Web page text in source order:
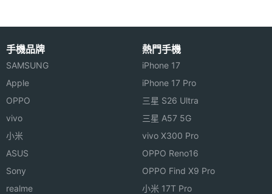
◎ 支援錄音、免持擴音功能
◎ 具備 USB 傳輸功能
◎ 內建 22MB 記憶空間
◎ 可支援 MicroSD 記憶卡擴充，最高支援至 1GB
硬體效能
ROM儲
存空間
記憶卡
手機品牌
SAMSUNG
Apple
OPPO
vivo
小米
ASUS
Sony
realme
熱門手機
iPhone 17
iPhone 17 Pro
三星 S26 Ultra
三星 A57 5G
vivo X300 Pro
OPPO Reno16
OPPO Find X9 Pro
小米 17T Pro